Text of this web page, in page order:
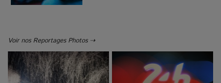
Voir nos Reportages Photos ⇢